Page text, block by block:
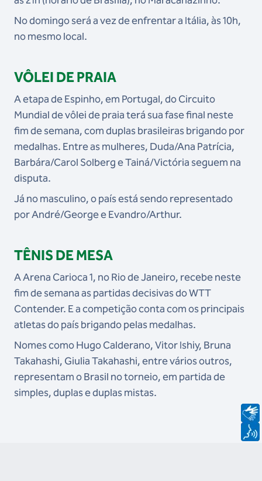
No domingo será a vez de enfrentar a Itália, às 10h,
no mesmo local.
VÔLEI DE PRAIA
A etapa de Espinho, em Portugal, do Circuito
Mundial de vôlei de praia terá sua fase final neste
fim de semana, com duplas brasileiras brigando por
medalhas. Entre as mulheres, Duda/Ana Patrícia,
Barbára/Carol Solberg e Tainá/Victória seguem na
disputa.
Já no masculino, o país está sendo representado
por André/George e Evandro/Arthur.
TÊNIS DE MESA
A Arena Carioca 1, no Rio de Janeiro, recebe neste
fim de semana as partidas decisivas do WTT
Contender. E a competição conta com os principais
atletas do país brigando pelas medalhas.
Nomes como Hugo Calderano, Vitor Ishiy, Bruna
Takahashi, Giulia Takahashi, entre vários outros,
representam o Brasil no torneio, em partida de
simples, duplas e duplas mistas.